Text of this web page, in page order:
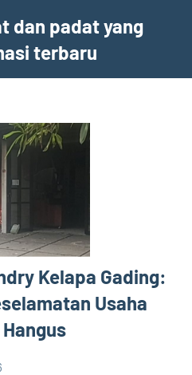
dan padat yang
terbaru
Kelapa Gading:
Usaha